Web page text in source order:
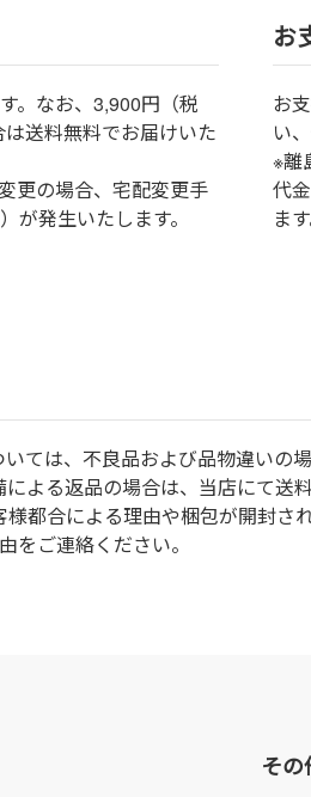
。なお、3,900円（税
送料無料でお届けいた
更の場合、宅配変更手
が発生いたします。
お
お
い
※離
代
ます
ては、不良品および品物違いの
よる返品の場合は、当店にて送料
合による理由や梱包が開封さ
をご連絡ください。
その